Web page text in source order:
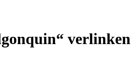
verlinken